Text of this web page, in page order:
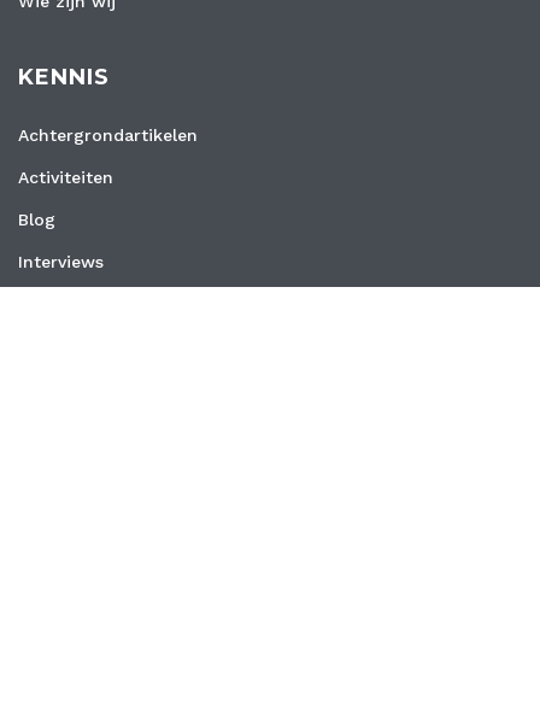
KENNIS
Achtergrondartikelen
Activiteiten
Blog
Interviews